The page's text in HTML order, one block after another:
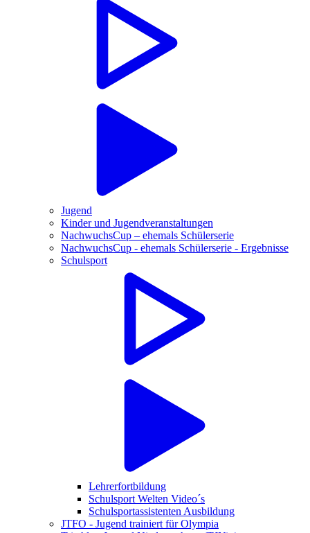
Jugend
Kinder und Jugendveranstaltungen
NachwuchsCup – ehemals Schülerserie
NachwuchsCup - ehemals Schülerserie - Ergebnisse
Schulsport
Lehrerfortbildung
Schulsport Welten Video´s
Schulsportassistenten Ausbildung
JTFO - Jugend trainiert für Olympia